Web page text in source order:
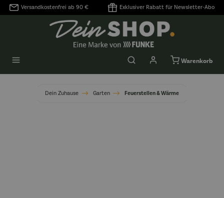
springen
Versandkostenfrei ab 90 € Exklusiver Rabatt für Newsletter-Abo
Warenkorb
Dein Zuhause Garten Feuerstellen & Wärme